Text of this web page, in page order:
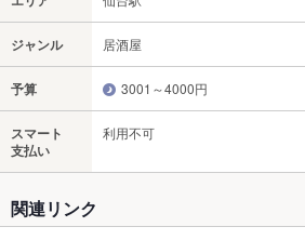
ジャンル 居酒屋
予算 3001～4000円
スマート
支払い
利用不可
関連リンク